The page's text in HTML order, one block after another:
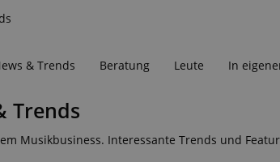
& Trends Beratung Leute In
Trends
Musikbusiness. Interessante Trends und